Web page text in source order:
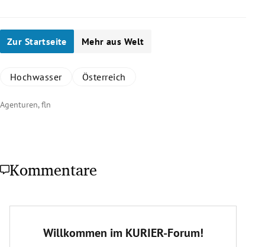
Zur Startseite Mehr aus Welt
Hochwasser Österreich
Agenturen, fln
Kommentare